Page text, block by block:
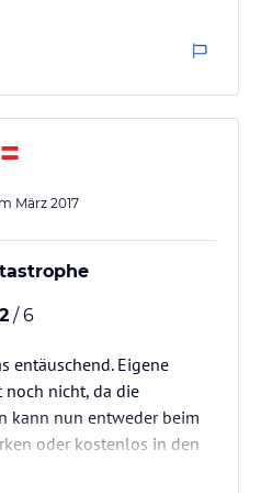
richtig schließt. Nervig,
etwas auflassen.
März 2017
2 / 6
entäuschend. Eigene
noch nicht, da die
kann nun entweder beim
oder kostenlos in den